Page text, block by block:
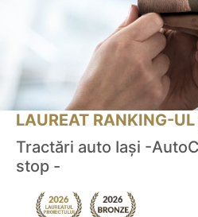
LAUREAT RANKING-
Tractări auto Iași -
stop -